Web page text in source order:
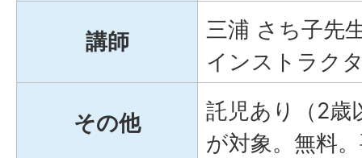
講師
三浦 さち子先
インストラク
その他
託児あり（2歳
が対象。無料